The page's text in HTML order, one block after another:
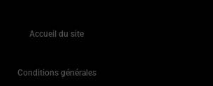
Accueil du site
Conditions générales